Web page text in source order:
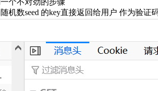
机数seed 的key直接返回给用户 作为验证